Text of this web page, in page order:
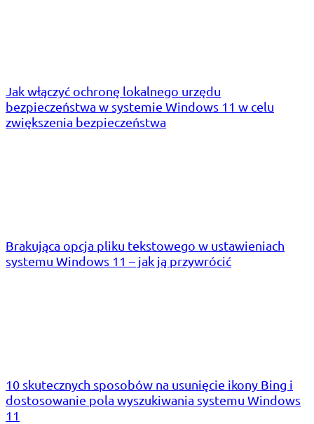
Jak włączyć ochronę lokalnego urzędu
bezpieczeństwa w systemie Windows 11 w celu
zwiększenia bezpieczeństwa
Brakująca opcja pliku tekstowego w ustawieniach
systemu Windows 11 – jak ją przywrócić
10 skutecznych sposobów na usunięcie ikony Bing i
dostosowanie pola wyszukiwania systemu Windows
11